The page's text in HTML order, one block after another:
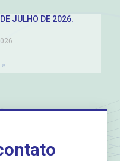
JULHO DE 2026.